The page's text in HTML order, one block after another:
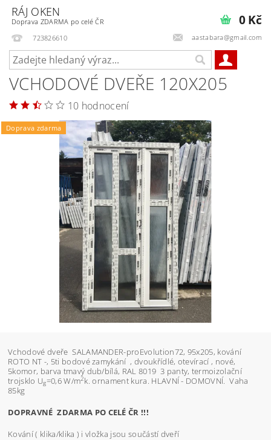
RÁJ OKEN
Doprava ZDARMA po celé ČR
723826610
aastabara@gmail.com
0 Kč
VCHODOVÉ DVEŘE 120X205
10 hodnocení
Doprava zdarma
Vchodové dveře SALAMANDER-proEvolution72, 95x205, kování
ROTO NT -, 5ti bodové zamykání , dvoukřídlé, otevírací , nové,
5komor, barva tmavý dub/bílá, RAL 8019 3 panty, termoizolační
trojsklo Ug=0,6 W/m2k. ornament kura. HLAVNÍ - DOMOVNÍ. Vaha
85kg
DOPRAVNÉ ZDARMA PO CELÉ ČR !!!
Kování ( klika/klika ) i vložka jsou součástí dveří